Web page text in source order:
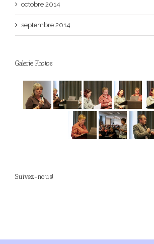
octobre 2014
septembre 2014
Galerie Photos
Suivez-nous!